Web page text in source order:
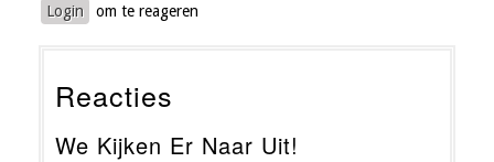
Login om te reageren
Reacties
We Kijken Er Naar Uit!